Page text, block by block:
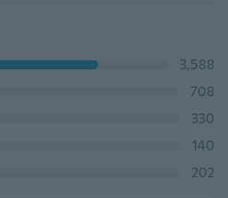
3,588
708
330
140
202